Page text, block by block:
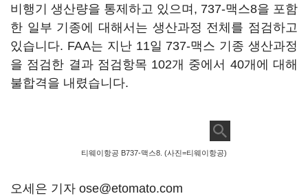
비행기 생산량을 통제하고 있으며, 737-맥스8을 포함
한 일부 기종에 대해서는 생산과정 전체를 점검하고
있습니다. FAA는 지난 11일 737-맥스 기종 생산과정
을 점검한 결과 점검항목 102개 중에서 40개에 대해
불합격을 내렸습니다.
티웨이항공 B737-맥스8. (사진=티웨이항공)
오세은 기자 ose@etomato.com